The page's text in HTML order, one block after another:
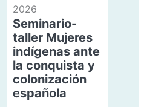
2026
Seminario-
taller Mujeres
indígenas ante
la conquista y
colonización
española